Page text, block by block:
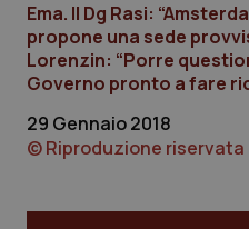
Campania
Emilia-Romagna
Friuli Venezia Giulia
Car-T
Colesterolo &
Dermatite Atopica
Ema. Il Dg Rasi:
propone una sede
Lorenzin: “Porre
Governo pronto a fare
29 Gennaio 2018
© Riproduzione riservata